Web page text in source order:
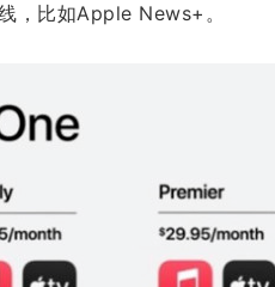
，比如Apple News+。